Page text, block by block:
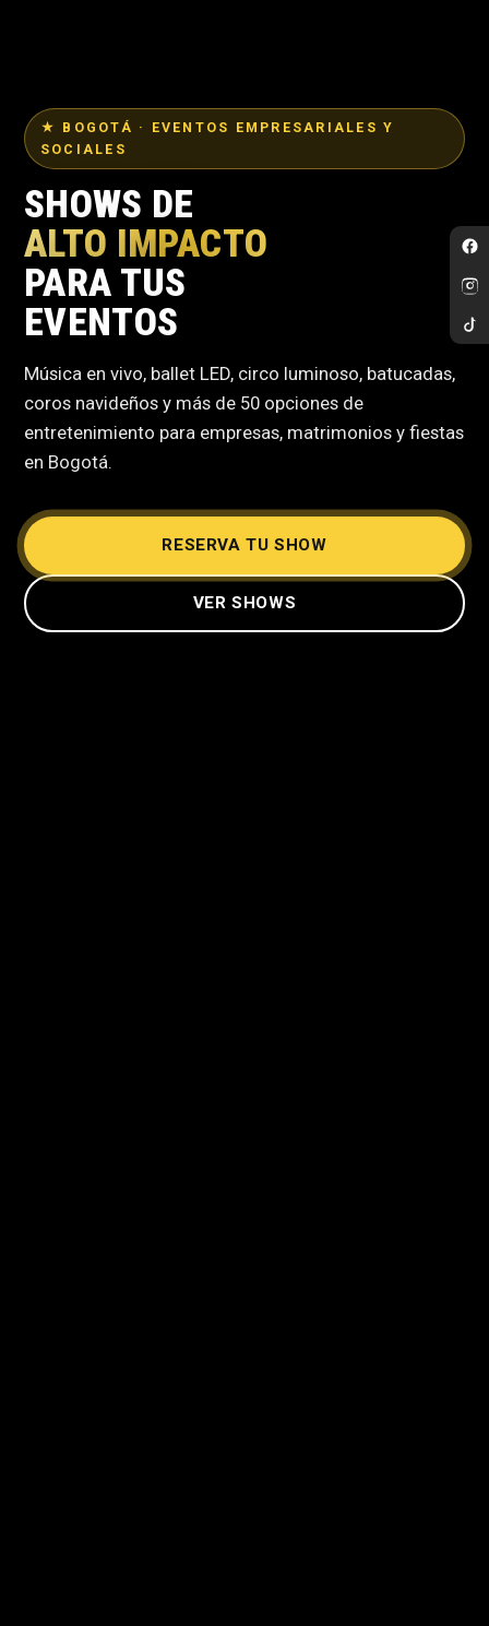
★ BOGOTÁ · EVENTOS EMPRESARIALES Y
SOCIALES
SHOWS DE
ALTO IMPACTO
PARA TUS
EVENTOS
Música en vivo, ballet LED, circo luminoso, batucadas,
coros navideños y más de 50 opciones de
entretenimiento para empresas, matrimonios y fiestas
en Bogotá.
RESERVA TU SHOW
VER SHOWS